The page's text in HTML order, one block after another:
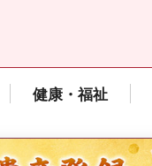
健康・福祉